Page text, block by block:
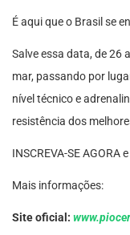
É aqui que o Brasil se
Salve essa data, de 26
mar, passando por
nível técnico e
resistência dos
INSCREVA-SE AGORA
Mais informações:
Site oficial: